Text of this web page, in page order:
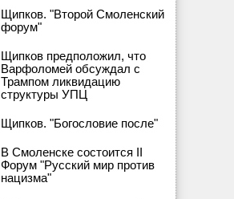
Щипков. "Второй Смоленский
форум"
Щипков предположил, что
Варфоломей обсуждал с
Трампом ликвидацию
структуры УПЦ
Щипков. "Богословие после"
В Смоленске состоится II
Форум "Русский мир против
нацизма"